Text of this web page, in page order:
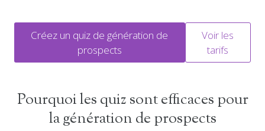
Créez un quiz de génération de
prospects
Voir les
tarifs
Pourquoi les quiz sont efficaces pour
la génération de prospects